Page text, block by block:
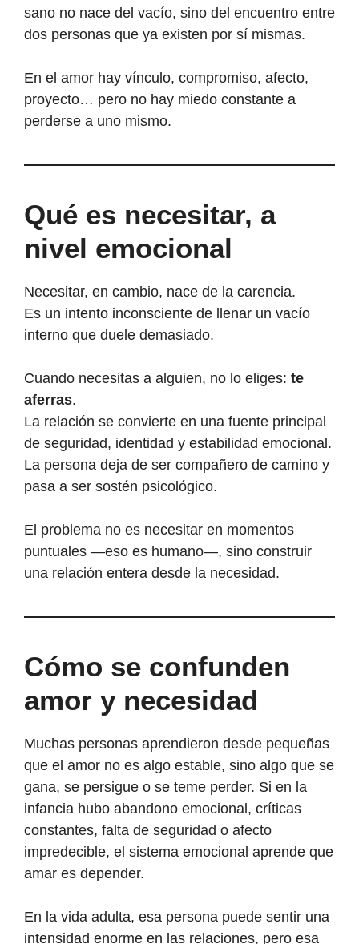
sano no nace del vacío, sino del encuentro entre
dos personas que ya existen por sí mismas.
En el amor hay vínculo, compromiso, afecto,
proyecto… pero no hay miedo constante a
perderse a uno mismo.
Qué es necesitar, a
nivel emocional
Necesitar, en cambio, nace de la carencia.
Es un intento inconsciente de llenar un vacío
interno que duele demasiado.
Cuando necesitas a alguien, no lo eliges: te
aferras.
La relación se convierte en una fuente principal
de seguridad, identidad y estabilidad emocional.
La persona deja de ser compañero de camino y
pasa a ser sostén psicológico.
El problema no es necesitar en momentos
puntuales —eso es humano—, sino construir
una relación entera desde la necesidad.
Cómo se confunden
amor y necesidad
Muchas personas aprendieron desde pequeñas
que el amor no es algo estable, sino algo que se
gana, se persigue o se teme perder. Si en la
infancia hubo abandono emocional, críticas
constantes, falta de seguridad o afecto
impredecible, el sistema emocional aprende que
amar es depender.
En la vida adulta, esa persona puede sentir una
intensidad enorme en las relaciones, pero esa